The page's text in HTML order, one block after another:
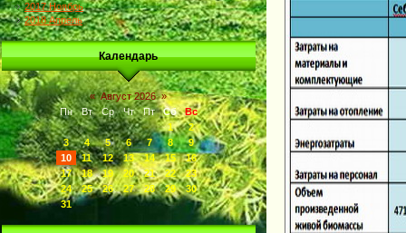
2017 Ноябрь
2018 Апрель
Календарь
« Август 2026 »
Пн
Вт Ср Чт Пт Сб
Вс
1
2
3
4 5 6 7 8
9
10
11 12 13 14 15
16
17
18 19 20 21 22
23
24
25 26 27 28 29
30
31